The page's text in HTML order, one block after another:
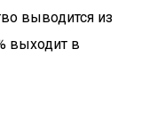
выводится из
выходит в